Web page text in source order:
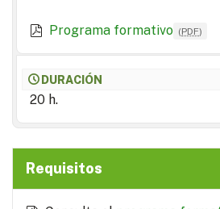
Programa formativo (PDF)
DURACIÓN
20 h.
Requisitos